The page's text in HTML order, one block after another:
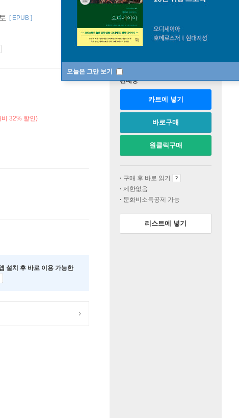
오늘은 그만 보기
[ EPUB ]
32% 할인)
설치 후 바로 이용 가능한
판매중
카트에 넣기
바로구매
원클릭구매
구매 후 바로 읽기
제한없음
문화비소득공제 가능
리스트에 넣기